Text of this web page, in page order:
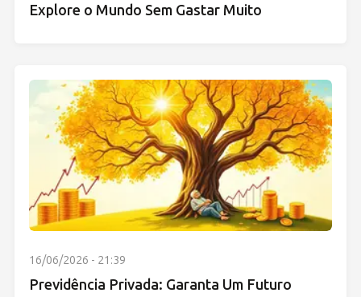
Explore o Mundo Sem Gastar Muito
16/06/2026 - 21:39
Previdência Privada: Garanta Um Futuro